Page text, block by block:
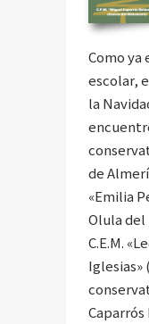
Como ya
escolar,
la
de
«Emilia
Olula del
C.E.M.
Iglesias»